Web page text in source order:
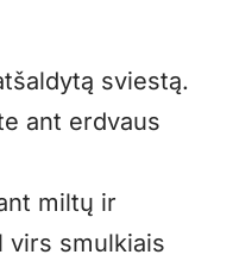
sviestą.
ant erdvaus
miltų ir
virs smulkiais